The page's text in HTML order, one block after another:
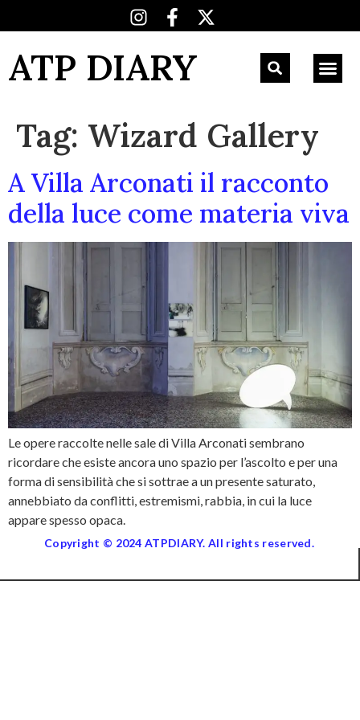
ATP DIARY
Tag: Wizard Gallery
A Villa Arconati il racconto
della luce come materia viva
Le opere raccolte nelle sale di Villa Arconati sembrano
ricordare che esiste ancora uno spazio per l’ascolto e per una
forma di sensibilità che si sottrae a un presente saturato,
annebbiato da conflitti, estremismi, rabbia, in cui la luce
appare spesso opaca.
Copyright © 2024 ATPDIARY. All rights reserved.